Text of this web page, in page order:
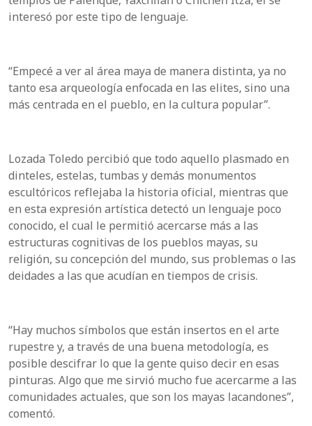
interesó por este tipo de lenguaje.
“Empecé a ver al área maya de manera distinta, ya no
tanto esa arqueología enfocada en las elites, sino una
más centrada en el pueblo, en la cultura popular”.
Lozada Toledo percibió que todo aquello plasmado en
dinteles, estelas, tumbas y demás monumentos
escultóricos reflejaba la historia oficial, mientras que
en esta expresión artística detectó un lenguaje poco
conocido, el cual le permitió acercarse más a las
estructuras cognitivas de los pueblos mayas, su
religión, su concepción del mundo, sus problemas o las
deidades a las que acudían en tiempos de crisis.
“Hay muchos símbolos que están insertos en el arte
rupestre y, a través de una buena metodología, es
posible descifrar lo que la gente quiso decir en esas
pinturas. Algo que me sirvió mucho fue acercarme a las
comunidades actuales, que son los mayas lacandones”,
comentó.